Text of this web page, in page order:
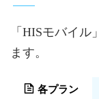
「HISモバイ
ます。
各プラン